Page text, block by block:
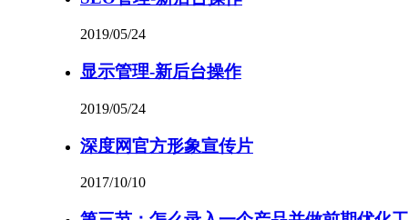
2019/05/24
显示管理-新后台操作
2019/05/24
深度网官方形象宣传片
2017/10/10